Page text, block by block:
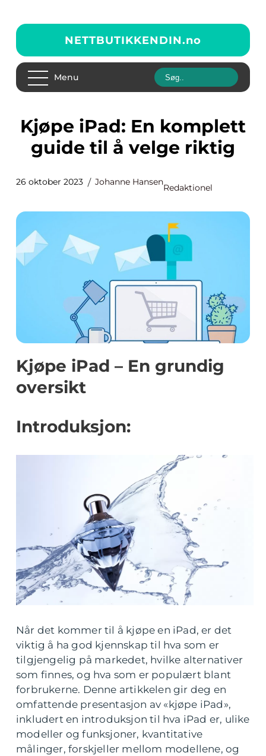
NETTBUTIKKENDIN.no
Menu
Kjøpe iPad: En komplett
guide til å velge riktig
26 oktober 2023 Johanne Hansen
Redaktionel
Kjøpe iPad – En grundig
oversikt
Introduksjon:
Når det kommer til å kjøpe en iPad, er det
viktig å ha god kjennskap til hva som er
tilgjengelig på markedet, hvilke alternativer
som finnes, og hva som er populært blant
forbrukerne. Denne artikkelen gir deg en
omfattende presentasjon av «kjøpe iPad»,
inkludert en introduksjon til hva iPad er, ulike
modeller og funksjoner, kvantitative
målinger, forskjeller mellom modellene, og